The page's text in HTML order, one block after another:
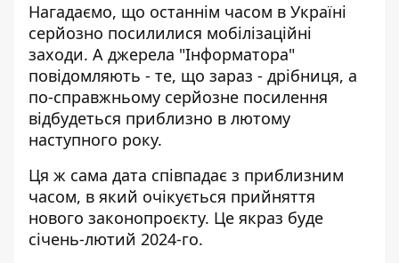
Нагадаємо, що останнім часом в Україні
серйозно посилилися мобілізаційні
заходи. А джерела "Інформатора"
повідомляють - те, що зараз - дрібниця, а
по-справжньому серйозне посилення
відбудеться приблизно в лютому
наступного року.
Ця ж сама дата співпадає з приблизним
часом, в який очікується прийняття
нового законопроєкту. Це якраз буде
січень-лютий 2024-го.